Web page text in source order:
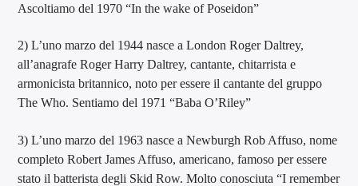
Ascoltiamo del 1970 “In the wake of Poseidon”
2) L’uno marzo del 1944 nasce a London Roger Daltrey,
all’anagrafe Roger Harry Daltrey, cantante, chitarrista e
armonicista britannico, noto per essere il cantante del gruppo
The Who. Sentiamo del 1971 “Baba O’Riley”
3) L’uno marzo del 1963 nasce a Newburgh Rob Affuso, nome
completo Robert James Affuso, americano, famoso per essere
stato il batterista degli Skid Row. Molto conosciuta “I remember